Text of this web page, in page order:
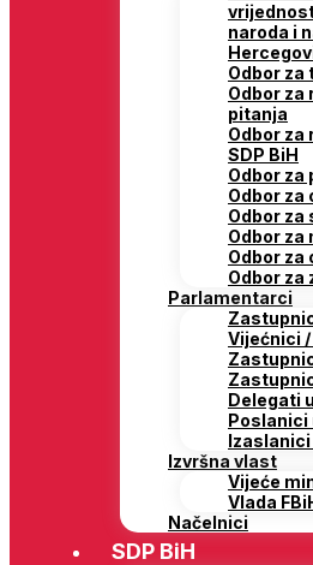
naroda i
Odbor za
Odbor
pitanja
Odbor za
SDP BiH
Odbor za
Odbor za
Odbor za
Odbor za
Odbor za
Odbor za
Parlamentarci
Vijećnici
Delegati
Poslanici
Izaslanici
Izvršna vlast
Vijeće
Vlada
Načelnici
SDP BiH